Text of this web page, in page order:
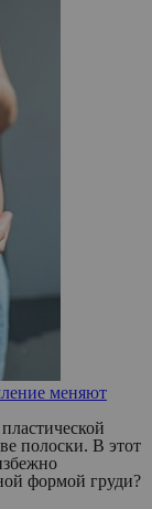
меняют
полоски. В этот
формой груди?